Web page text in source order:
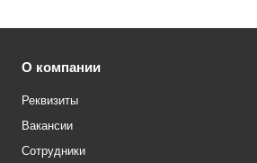
О компании
Реквизиты
Вакансии
Сотрудники